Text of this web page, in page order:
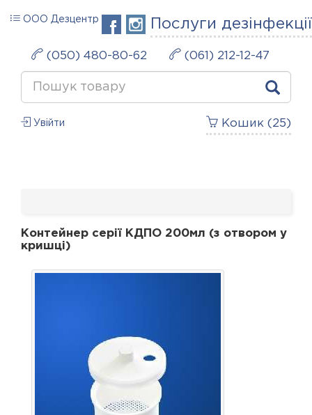
Послуги дезінфекції
ООО Дезцентр
(050) 480-80-62 (061) 212-12-47
Кошик ( 25 )
Увійти
Контейнер серії КДПО 200мл (з отвором у
кришці)